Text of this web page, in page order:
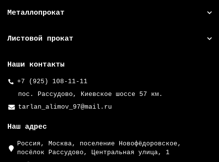
Металлопрокат
Листовой прокат
Наши контакты
+7 (925) 108-11-11
пос. Рассудово, Киевское шоссе 57 км.
tarlan_alimov_97@mail.ru
Наш адрес
Россия, Москва, поселение Новофёдоровское,
посёлок Рассудово, Центральная улица, 1